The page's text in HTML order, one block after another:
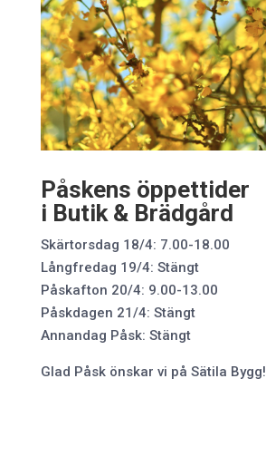
Påskens öppettider
i Butik & Brädgård
Skärtorsdag 18/4: 7.00-18.00
Långfredag 19/4: Stängt
Påskafton 20/4: 9.00-13.00
Påskdagen 21/4: Stängt
Annandag Påsk: Stängt
Glad Påsk önskar vi på Sätila Bygg!